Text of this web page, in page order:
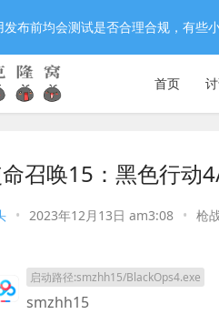
首页
召唤15：黑色行动
• 2023年12月13日 am3:08 • 枪
启动路径:smzhh15/BlackOps4.exe
smzhh15
发布前均会测试是否合理合规，有些